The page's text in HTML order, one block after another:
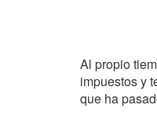
Al propio
impuestos y
que ha